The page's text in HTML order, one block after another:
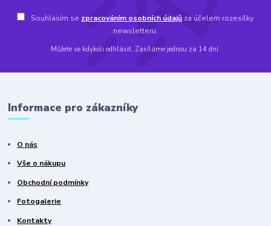
Souhlasím se zpracováním osobních údajů za účelem rozesílky
newsletteru.
Můžete se kdykoli odhlásit. Zasíláme jednou za 14 dní.
Informace pro zákazníky
O nás
Vše o nákupu
Obchodní podmínky
Fotogalerie
Kontakty